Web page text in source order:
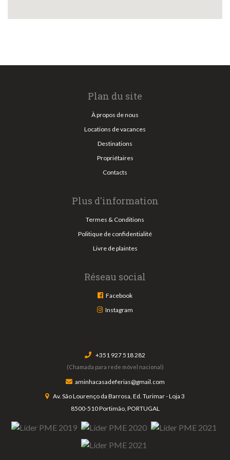
Plan du site
À propos de nous
Locations de vacances
Destinations
Propriétaires
Contacts
Plus d'information
Termes & Conditions
Politique de confidentialité
Livre de plaintes
Réseau social
Facebook
Instagram
+351 927 518 282
(Chamada para rede móvel nacional)
aminhacasadeferias@gmail.com
Av. São Lourenço da Barrosa, Ed. Turimar - Loja 3
8500-510 Portimão, PORTUGAL